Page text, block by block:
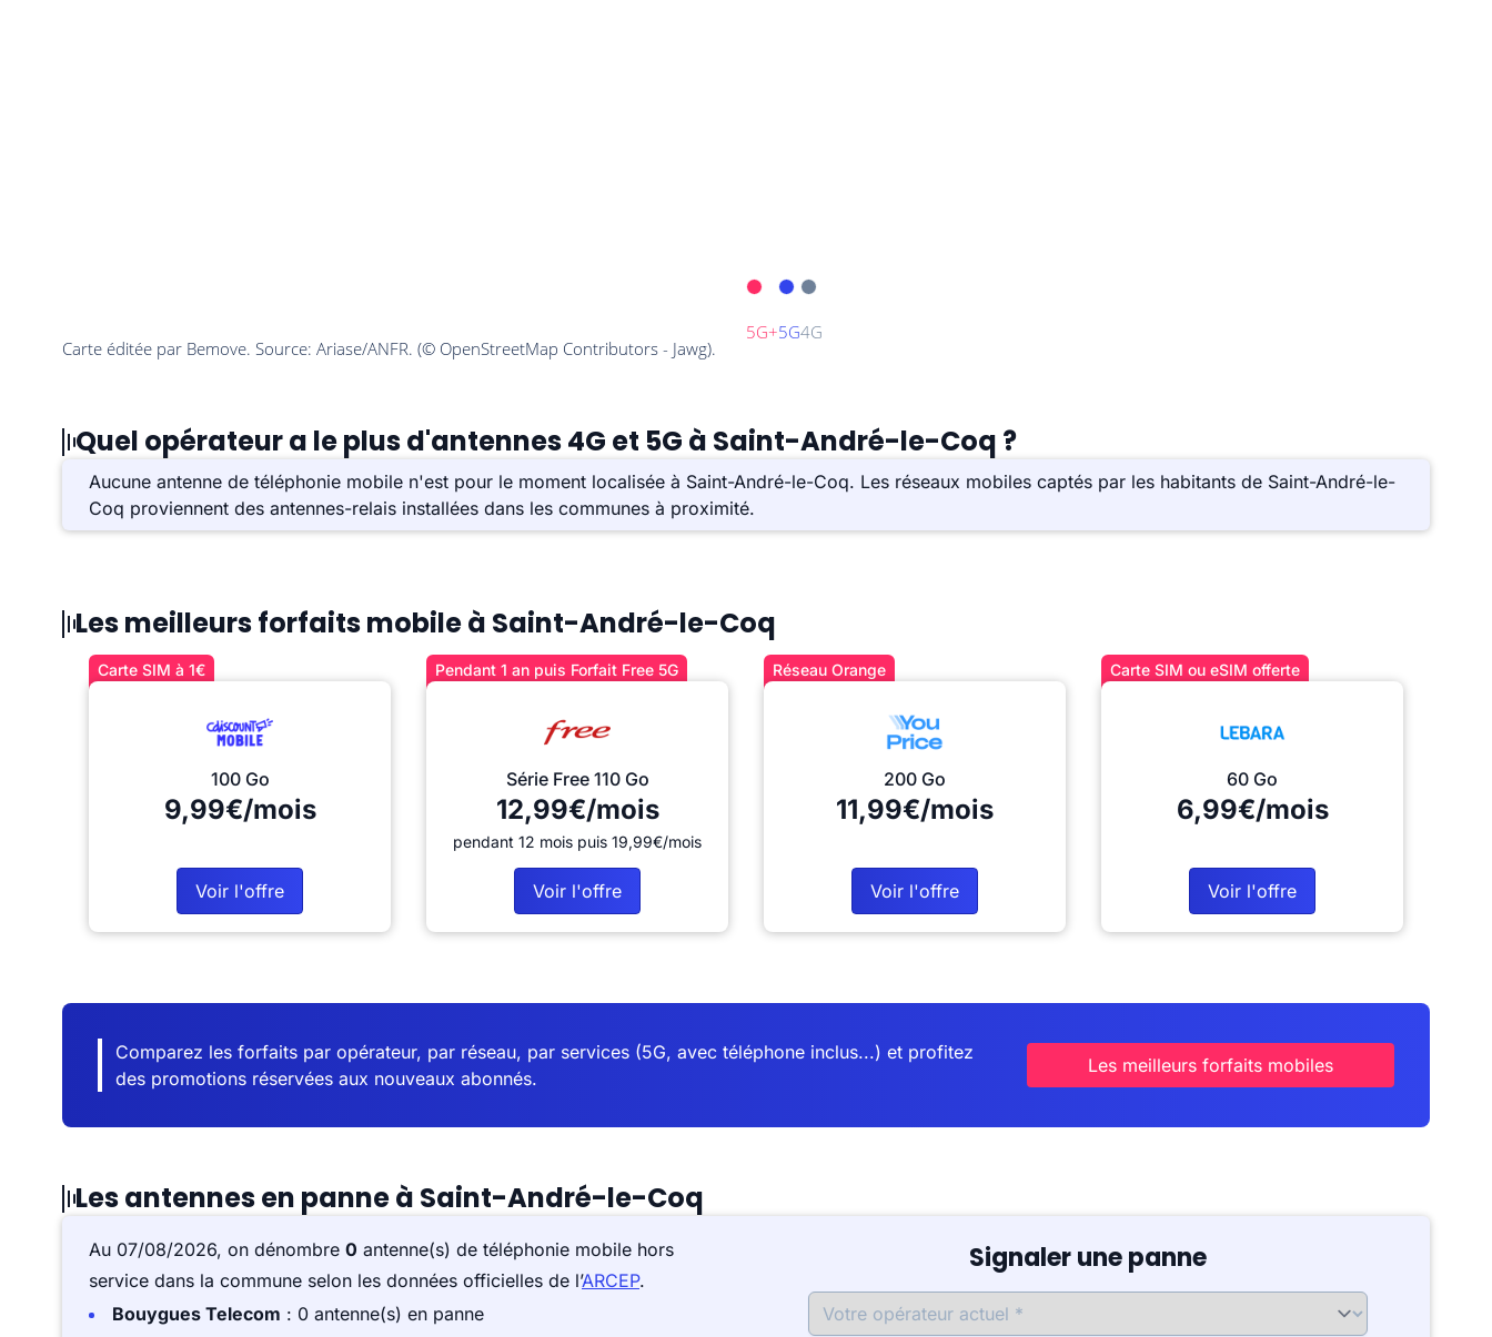
Quel opérateur a le plus d'antennes 4G et 5G à Saint-André-le-Coq ?
Aucune antenne de téléphonie mobile n'est pour le moment localisée à Saint-André-le-Coq. Les réseaux mobiles captés par les habitants de Saint-André-le-
Coq proviennent des antennes-relais installées dans les communes à proximité.
Les meilleurs forfaits mobile à Saint-André-le-Coq
Carte SIM à 1€
100 Go
9,99€/mois
Voir l'offre
Pendant 1 an puis Forfait Free 5G
Série Free 110 Go
12,99€/mois
pendant 12 mois puis 19,99€/mois
Voir l'offre
Réseau Orange
200 Go
11,99€/mois
Voir l'offre
Carte SIM ou eSIM offerte
60 Go
6,99€/mois
Voir l'offre
Comparez les forfaits par opérateur, par réseau, par services (5G, avec téléphone inclus...) et profitez
des promotions réservées aux nouveaux abonnés.
Les meilleurs forfaits mobiles
Les antennes en panne à Saint-André-le-Coq
Au 07/08/2026, on dénombre 0 antenne(s) de téléphonie mobile hors
service dans la commune selon les données officielles de l’ARCEP.
Bouygues Telecom : 0 antenne(s) en panne
Signaler une panne